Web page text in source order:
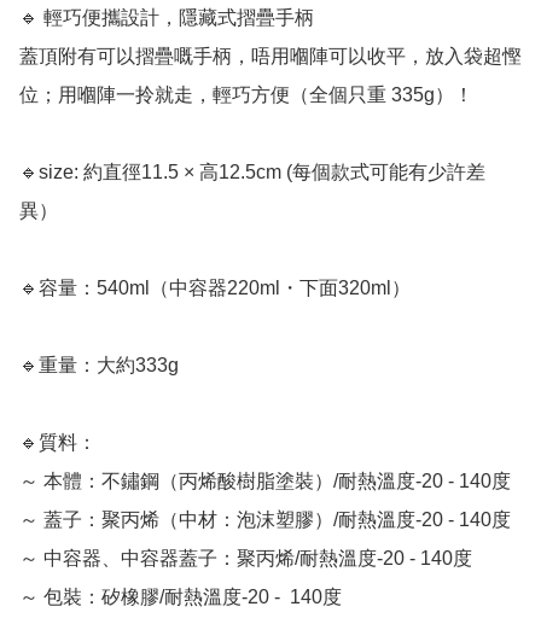
🔹 輕巧便攜設計，隱藏式摺疊手柄
蓋頂附有可以摺疊嘅手柄，唔用嗰陣可以收平，放入袋超慳
位；用嗰陣一拎就走，輕巧方便（全個只重 335g）！
🔹size: 約直徑11.5 × 高12.5cm (每個款式可能有少許差
異）
🔹容量：540ml（中容器220ml・下面320ml）
🔹重量：大約333g
🔹質料：
～ 本體：不鏽鋼（丙烯酸樹脂塗裝）/耐熱溫度-20 - 140度
～ 蓋子：聚丙烯（中材：泡沫塑膠）/耐熱溫度-20 - 140度
～ 中容器、中容器蓋子：聚丙烯/耐熱溫度-20 - 140度
～ 包裝：矽橡膠/耐熱溫度-20 -  140度